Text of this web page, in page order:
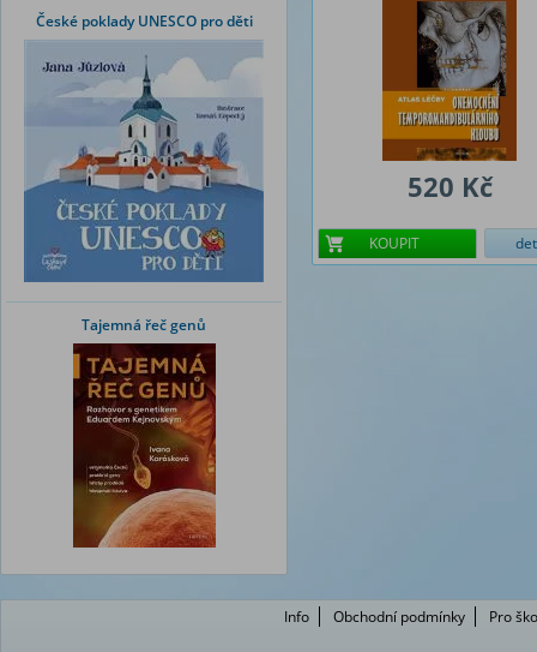
České poklady UNESCO pro děti
Tajemná řeč genů
520 Kč
KOUPIT
Info Obchodní podmínky Pro